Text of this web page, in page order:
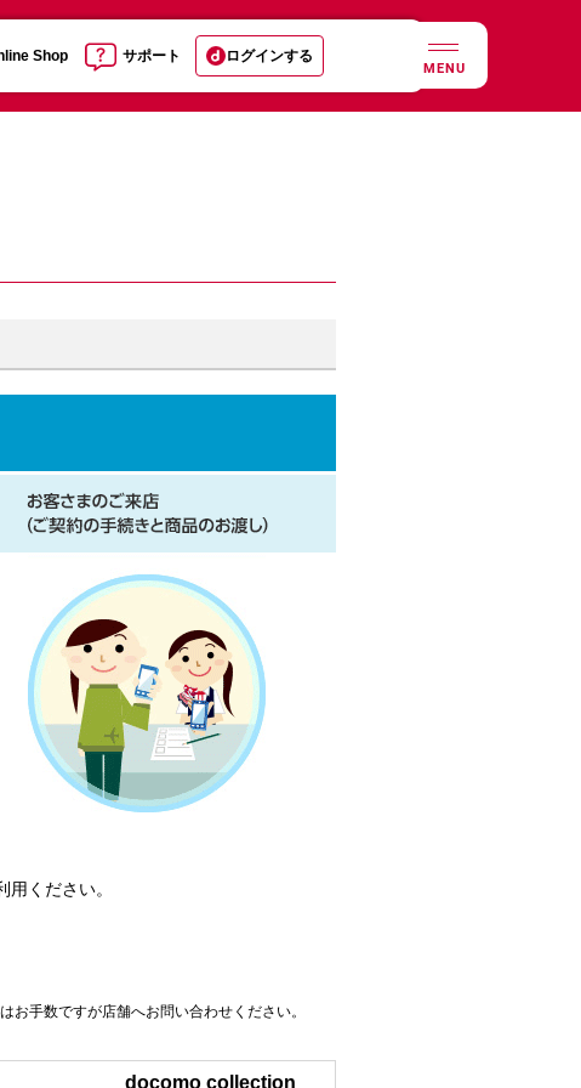
Shop サポート ログインする
MENU
用ください。
手数ですが店舗へお問い合わせください。
docomo collection